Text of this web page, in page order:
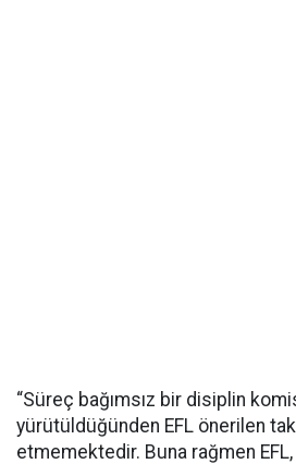
“Süreç bağımsız bir disiplin
yürütüldüğünden EFL önerilen
etmemektedir. Buna rağmen